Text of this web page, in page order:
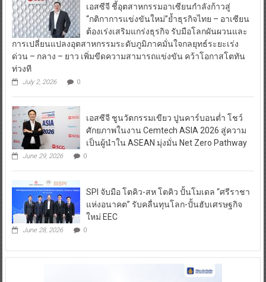
เอสซีจี ชี้อุตสาหกรรมอาเซียนกำลังก้าวสู่
“กติกาการแข่งขันใหม่”ย้ำธุรกิจไทย – อาเซียน
ต้องเร่งเสริมแกร่งธุรกิจ รับมือโลกผันผวนและ
การเปลี่ยนแปลงอุตสาหกรรมระดับภูมิภาคมั่นใจกลยุทธ์ระยะเร่ง
ด่วน – กลาง – ยาว เพิ่มขีดความสามารถแข่งขัน คว้าโอกาสโตทัน
ท่วงที
July 2, 2026 0
เอสซีจี ชูนวัตกรรมเขียว ปูนคาร์บอนต่ำ โชว์
ศักยภาพในงาน Cemtech ASIA 2026 สู่ความ
เป็นผู้นำใน ASEAN มุ่งมั่น Net Zero Pathway
June 29, 2026 0
SPI จับมือ โตคิว-สห โตคิว ปั้นโมเดล “ศรีราชา
แห่งอนาคต” รับคลื่นทุนโลก-ปั้นฮับเศรษฐกิจ
ใหม่ EEC
June 28, 2026 0